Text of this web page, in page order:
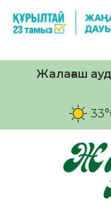
Жалағаш